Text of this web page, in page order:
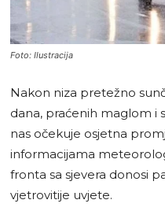
Foto: Ilustracija
Nakon niza pretežno
dana, praćenih maglom i
nas očekuje osjetna
informacijama
fronta sa sjevera donosi
vjetrovitije uvjete.